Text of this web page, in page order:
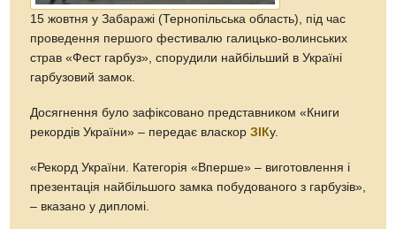
15 жовтня у Забаражі (Тернопільська область), під час
проведення першого фестивалю галицько-волинських
страв «Фест гарбуз», спорудили найбільший в Україні
гарбузовий замок.
Досягнення було зафіксовано представником «Книги
рекордів України» – передає власкорЗІКу.
«Рекорд України. Категорія «Вперше» – виготовлення і
презентація найбільшого замка побудованого з гарбузів»,
– вказано у дипломі.